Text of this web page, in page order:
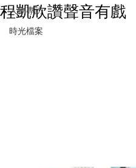
人物專訪
時光檔案
程凱欣讚聲音有戲